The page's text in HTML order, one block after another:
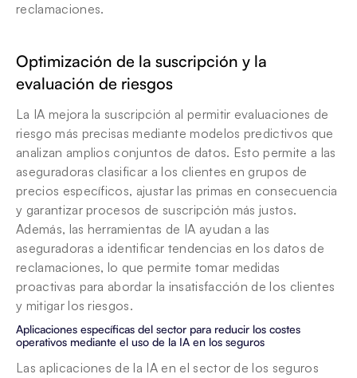
reclamaciones.
Optimización de la suscripción y la
evaluación de riesgos
La IA mejora la suscripción al permitir evaluaciones de
riesgo más precisas mediante modelos predictivos que
analizan amplios conjuntos de datos. Esto permite a las
aseguradoras clasificar a los clientes en grupos de
precios específicos, ajustar las primas en consecuencia
y garantizar procesos de suscripción más justos.
Además, las herramientas de IA ayudan a las
aseguradoras a identificar tendencias en los datos de
reclamaciones, lo que permite tomar medidas
proactivas para abordar la insatisfacción de los clientes
y mitigar los riesgos.
Aplicaciones específicas del sector para reducir los costes
operativos mediante el uso de la IA en los seguros
Las aplicaciones de la IA en el sector de los seguros